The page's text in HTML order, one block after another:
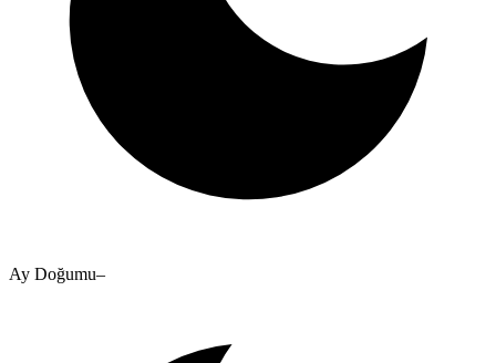
Ay Doğumu–